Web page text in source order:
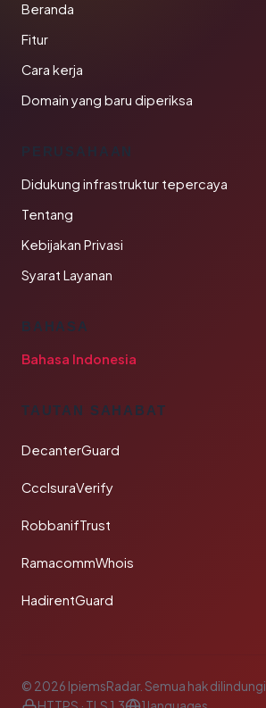
Beranda
Fitur
Cara kerja
Domain yang baru diperiksa
PERUSAHAAN
Didukung infrastruktur tepercaya
Tentang
Kebijakan Privasi
Syarat Layanan
BAHASA
Bahasa Indonesia
TAUTAN SAHABAT
DecanterGuard
CcclsuraVerify
RobbanifTrust
RamacommWhois
HadirentGuard
© 2026 IpiemsRadar. Semua hak dilindungi.